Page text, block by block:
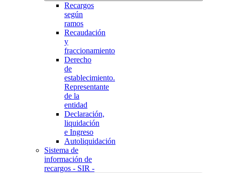
Recargos
según
ramos
Recaudación
y
fraccionamiento
Derecho
de
establecimiento.
Representante
de la
entidad
Declaración,
liquidación
e Ingreso
Autoliquidación
Sistema de
información de
recargos - SIR -